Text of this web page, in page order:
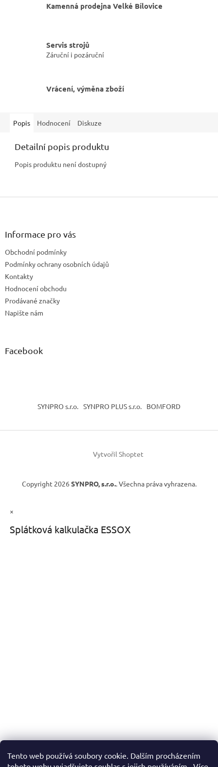
Tento web používá soubory cookie. Dalším procházením
Kamenná prodejna Velké Bílovice
Servis strojů
Záruční i pozáruční
Vrácení, výměna zboží
Popis Hodnocení Diskuze
Detailní popis produktu
Popis produktu není dostupný
Z
Informace pro vás
Obchodní podmínky
Podmínky ochrany osobních údajů
Kontakty
Hodnocení obchodu
Prodávané značky
Napište nám
Facebook
SYNPRO s.r.o. SYNPRO PLUS s.r.o. BOMFORD
Vytvořil Shoptet
Copyright 2026 SYNPRO, s.r.o.. Všechna práva vyhrazena.
×
Splátková kalkulačka ESSOX